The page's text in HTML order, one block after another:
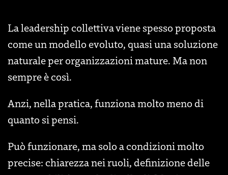
La leadership collettiva viene spesso proposta
come un modello evoluto, quasi una soluzione
naturale per organizzazioni mature. Ma non
sempre è così.
Anzi, nella pratica, funziona molto meno di
quanto si pensi.
Può funzionare, ma solo a condizioni molto
precise: chiarezza nei ruoli, definizione delle